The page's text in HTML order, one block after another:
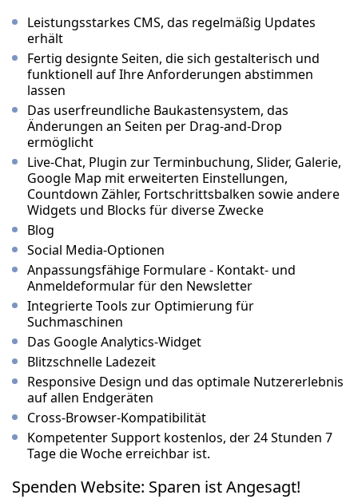
Leistungsstarkes CMS, das regelmäßig Updates
erhält
Fertig designte Seiten, die sich gestalterisch und
funktionell auf Ihre Anforderungen abstimmen
lassen
Das userfreundliche Baukastensystem, das
Änderungen an Seiten per Drag-and-Drop
ermöglicht
Live-Chat, Plugin zur Terminbuchung, Slider, Galerie,
Google Map mit erweiterten Einstellungen,
Countdown Zähler, Fortschrittsbalken sowie andere
Widgets und Blocks für diverse Zwecke
Blog
Social Media-Optionen
Anpassungsfähige Formulare - Kontakt- und
Anmeldeformular für den Newsletter
Integrierte Tools zur Optimierung für
Suchmaschinen
Das Google Analytics-Widget
Blitzschnelle Ladezeit
Responsive Design und das optimale Nutzererlebnis
auf allen Endgeräten
Cross-Browser-Kompatibilität
Kompetenter Support kostenlos, der 24 Stunden 7
Tage die Woche erreichbar ist.
Spenden Website: Sparen ist Angesagt!